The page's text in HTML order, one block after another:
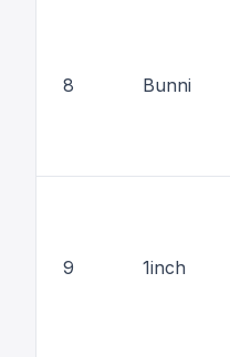
8 Bunni
9 1inch